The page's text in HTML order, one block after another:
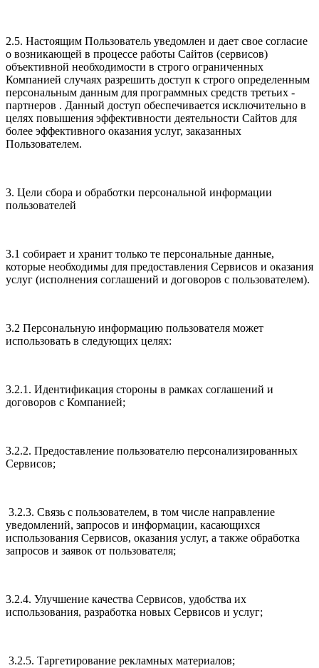
2.5. Настоящим Пользователь уведомлен и дает свое согласие
о возникающей в процессе работы Сайтов (сервисов)
объективной необходимости в строго ограниченных
Компанией случаях разрешить доступ к строго определенным
персональным данным для программных средств третьих -
партнеров . Данный доступ обеспечивается исключительно в
целях повышения эффективности деятельности Сайтов для
более эффективного оказания услуг, заказанных
Пользователем.
3. Цели сбора и обработки персональной информации
пользователей
3.1 собирает и хранит только те персональные данные,
которые необходимы для предоставления Сервисов и оказания
услуг (исполнения соглашений и договоров с пользователем).
3.2 Персональную информацию пользователя может
использовать в следующих целях:
3.2.1. Идентификация стороны в рамках соглашений и
договоров с Компанией;
3.2.2. Предоставление пользователю персонализированных
Сервисов;
3.2.3. Связь с пользователем, в том числе направление
уведомлений, запросов и информации, касающихся
использования Сервисов, оказания услуг, а также обработка
запросов и заявок от пользователя;
3.2.4. Улучшение качества Сервисов, удобства их
использования, разработка новых Сервисов и услуг;
3.2.5. Таргетирование рекламных материалов;